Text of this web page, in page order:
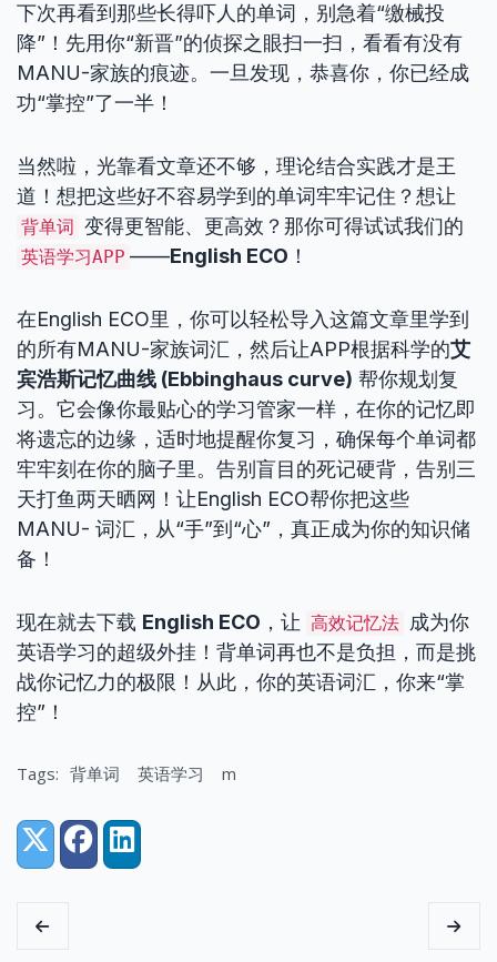
下次再看到那些长得吓人的单词，别急着“缴械投
降”！先用你“新晋”的侦探之眼扫一扫，看看有没有
MANU-家族的痕迹。一旦发现，恭喜你，你已经成
功“掌控”了一半！
当然啦，光靠看文章还不够，理论结合实践才是王
道！想把这些好不容易学到的单词牢牢记住？想让
背单词 变得更智能、更高效？那你可得试试我们的
英语学习APP ——English ECO ！
在English ECO里，你可以轻松导入这篇文章里学到
的所有MANU-家族词汇，然后让APP根据科学的艾
宾浩斯记忆曲线 (Ebbinghaus curve) 帮你规划复
习。它会像你最贴心的学习管家一样，在你的记忆即
将遗忘的边缘，适时地提醒你复习，确保每个单词都
牢牢刻在你的脑子里。告别盲目的死记硬背，告别三
天打鱼两天晒网！让English ECO帮你把这些
MANU- 词汇，从“手”到“心”，真正成为你的知识储
备！
现在就去下载 English ECO ，让 高效记忆法 成为你
英语学习的超级外挂！背单词再也不是负担，而是挑
战你记忆力的极限！从此，你的英语词汇，你来“掌
控”！
Tags: 背单词 英语学习 m
Share:
X (Twitter)
FacebookLinkedIn